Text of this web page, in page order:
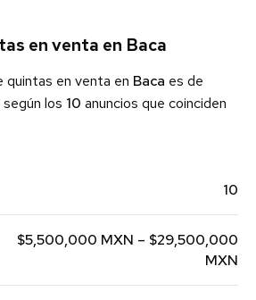
en venta en Baca
quintas en venta en Baca es de
según los 10 anuncios que coinciden
10
$5,500,000 MXN – $29,500,000
MXN